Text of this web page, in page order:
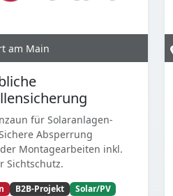
am Main
für Solaranlagen-
Absperrung
Montagearbeiten inkl.
Sichtschutz.
B2B-Projekt Solar/PV